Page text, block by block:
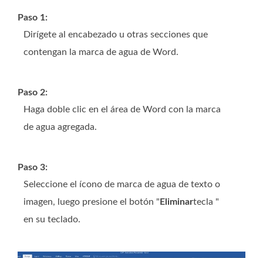
Paso 1:
Dirígete al encabezado u otras secciones que
contengan la marca de agua de Word.
Paso 2:
Haga doble clic en el área de Word con la marca
de agua agregada.
Paso 3:
Seleccione el ícono de marca de agua de texto o
imagen, luego presione el botón " Eliminartecla "
en su teclado.